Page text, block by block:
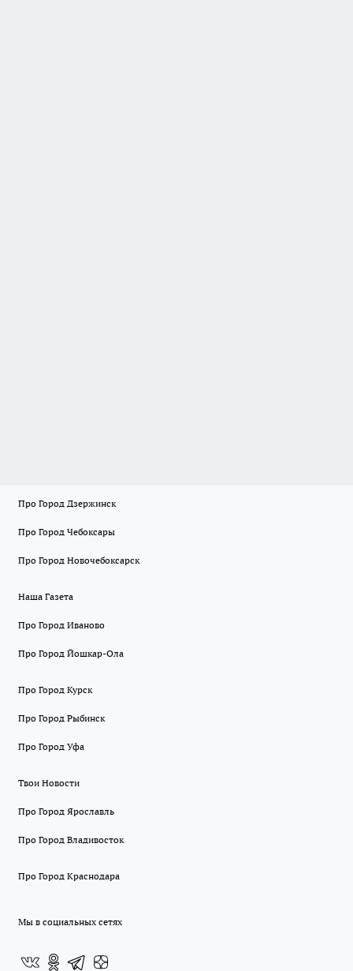
Про Город Дзержинск
Про Город Чебоксары
Про Город Новочебоксарск
Наша Газета
Про Город Иваново
Про Город Йошкар-Ола
Про Город Курск
Про Город Рыбинск
Про Город Уфа
Твои Новости
Про Город Ярославль
Про Город Владивосток
Про Город Краснодара
Мы в социальных сетях